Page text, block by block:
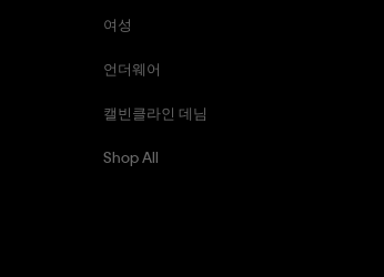
여성
언더웨어
캘빈클라인 데님
Shop All